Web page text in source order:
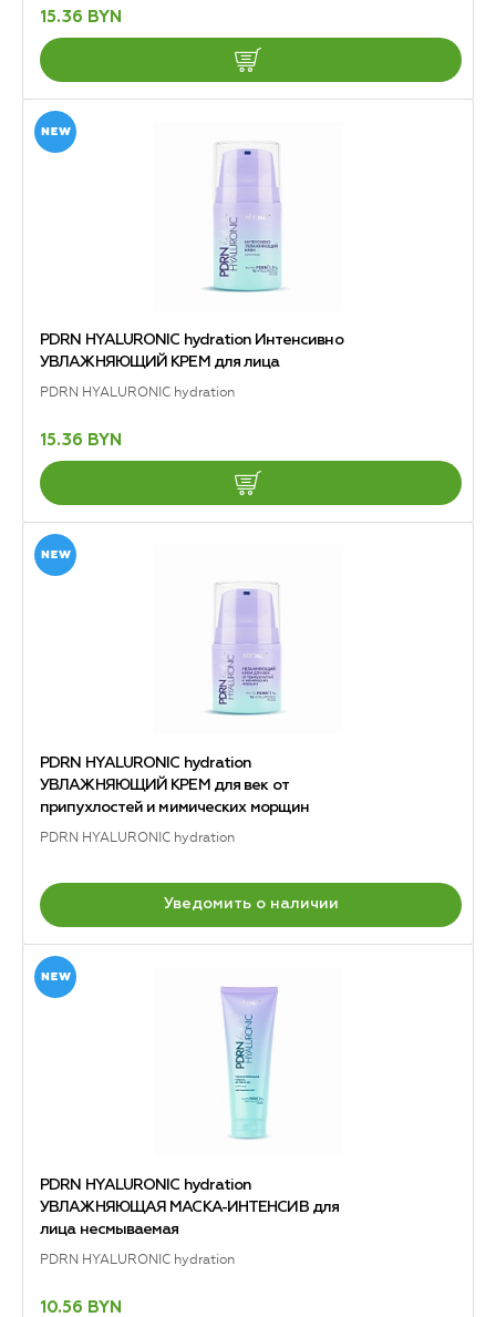
15.36 BYN
PDRN HYALURONIC hydration Интенсивно
УВЛАЖНЯЮЩИЙ КРЕМ для лица
PDRN HYALURONIC hydration
15.36 BYN
PDRN HYALURONIC hydration
УВЛАЖНЯЮЩИЙ КРЕМ для век от
припухлостей и мимических морщин
PDRN HYALURONIC hydration
Уведомить о наличии
PDRN HYALURONIC hydration
УВЛАЖНЯЮЩАЯ МАСКА-ИНТЕНСИВ для
лица несмываемая
PDRN HYALURONIC hydration
10.56 BYN